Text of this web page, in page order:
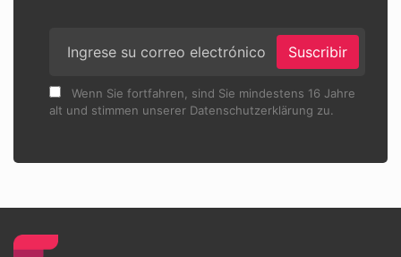
Suscribir
Wenn Sie fortfahren, sind Sie mindestens 16 Jahre
alt und stimmen unserer Datenschutzerklärung zu.